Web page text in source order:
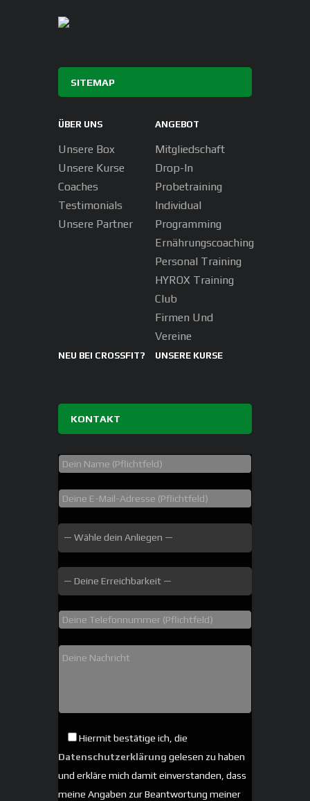
SITEMAP
ÜBER UNS
Unsere Box
Unsere Kurse
Coaches
Testimonials
Unsere Partner
ANGEBOT
Mitgliedschaft
Drop-In
Probetraining
Individual
Programming
Ernährungscoaching
Personal Training
HYROX Training
Club
Firmen Und
Vereine
NEU BEI CROSSFIT? UNSERE KURSE
KONTAKT
Hiermit bestätige ich, die
Datenschutzerklärung gelesen zu haben
und erkläre mich damit einverstanden, dass
meine Angaben zur Beantwortung meiner